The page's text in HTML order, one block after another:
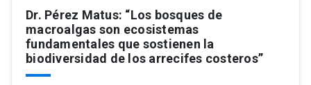
Dr. Pérez Matus: “Los bosques de
macroalgas son ecosistemas
fundamentales que sostienen la
biodiversidad de los arrecifes costeros”